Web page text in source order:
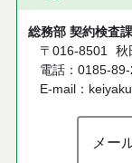
総務部 契約検査課
〒016-8501 秋
電話：0185-
E-mail：
メー